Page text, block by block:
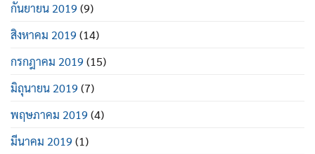
กันยายน 2019 (9)
สิงหาคม 2019 (14)
กรกฎาคม 2019 (15)
มิถุนายน 2019 (7)
พฤษภาคม 2019 (4)
มีนาคม 2019 (1)